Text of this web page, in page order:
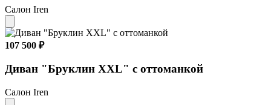
Салон Iren
107 500 ₽
Диван "Бруклин XXL" с оттоманкой
Салон Iren